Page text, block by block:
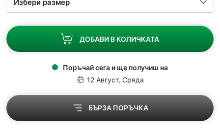
ДОБАВИ В КОЛИЧКАТА
Поръчай сега и ще получиш на
12 Август, Сряда
БЪРЗА ПОРЪЧКА